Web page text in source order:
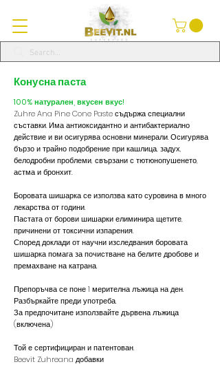
Конусна паста
100% натурален, вкусен вкус!
Zuhre Ana Pine Cone Paste съдържа специални
съставки. Има антиоксидантно и антибактериално
действие и ви осигурява основни минерали. Осигурява
бързо и трайно подобрение при кашлица, задух,
белодробни проблеми, свързани с тютюнопушенето,
астма и бронхит.
Боровата шишарка се използва като суровина в много
лекарства от години.
Пастата от борови шишарки елиминира щетите,
причинени от токсични изпарения.
Според доклади от научни изследвания боровата
шишарка помага за почистване на белите дробове и
премахване на катрана.
Препоръчва се поне 1 мерителна лъжица на ден.
Разбъркайте преди употреба.
За предпочитане използвайте дървена лъжица
(включена)
Той е сертифициран и патентован.
Beevit Zuhreana добавки